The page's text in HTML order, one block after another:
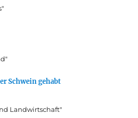
Schwein gehabt
Landwirtschaft"